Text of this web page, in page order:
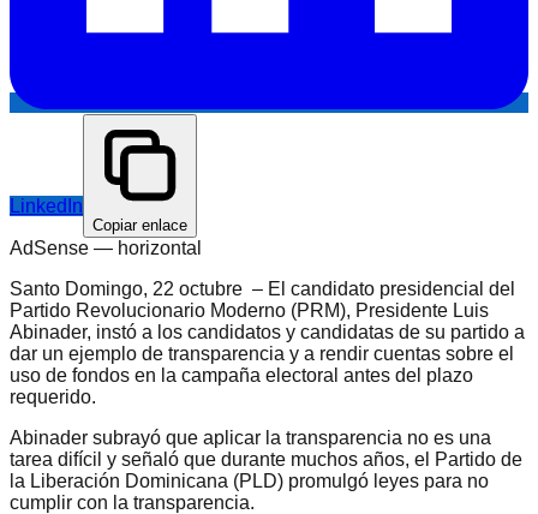
LinkedIn
Copiar enlace
AdSense — horizontal
Santo Domingo, 22 octubre – El candidato presidencial del
Partido Revolucionario Moderno (PRM), Presidente Luis
Abinader, instó a los candidatos y candidatas de su partido a
dar un ejemplo de transparencia y a rendir cuentas sobre el
uso de fondos en la campaña electoral antes del plazo
requerido.
Abinader subrayó que aplicar la transparencia no es una
tarea difícil y señaló que durante muchos años, el Partido de
la Liberación Dominicana (PLD) promulgó leyes para no
cumplir con la transparencia.